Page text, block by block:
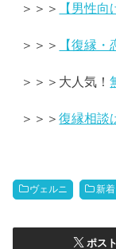
＞＞＞ 【男性
＞＞＞ 【復縁・
＞＞＞大人気！
＞＞＞復縁相談
ヴェルニ 新着
ポスト